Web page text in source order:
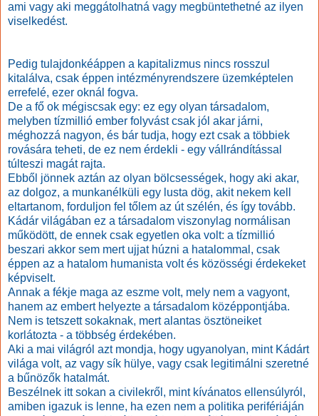
ami vagy aki meggátolhatná vagy megbüntethetné az ilyen
viselkedést.
Pedig tulajdonkéáppen a kapitalizmus nincs rosszul
kitalálva, csak éppen intézményrendszere üzemképtelen
errefelé, ezer oknál fogva.
De a fő ok mégiscsak egy: ez egy olyan társadalom,
melyben tízmillió ember folyvást csak jól akar járni,
méghozzá nagyon, és bár tudja, hogy ezt csak a többiek
rovására teheti, de ez nem érdekli - egy vállrándítással
túlteszi magát rajta.
Ebből jönnek aztán az olyan bölcsességek, hogy aki akar,
az dolgoz, a munkanélküli egy lusta dög, akit nekem kell
eltartanom, forduljon fel tőlem az út szélén, és így tovább.
Kádár világában ez a társadalom viszonylag normálisan
működött, de ennek csak egyetlen oka volt: a tízmillió
beszari akkor sem mert ujjat húzni a hatalommal, csak
éppen az a hatalom humanista volt és közösségi érdekeket
képviselt.
Annak a fékje maga az eszme volt, mely nem a vagyont,
hanem az embert helyezte a társadalom középpontjába.
Nem is tetszett sokaknak, mert alantas ösztöneiket
korlátozta - a többség érdekében.
Aki a mai világról azt mondja, hogy ugyanolyan, mint Kádárt
világa volt, az vagy sík hülye, vagy csak legitimálni szeretné
a bűnözők hatalmát.
Beszélnek itt sokan a civilekről, mint kívánatos ellensúlyról,
amiben igazuk is lenne, ha ezen nem a politika perifériáján